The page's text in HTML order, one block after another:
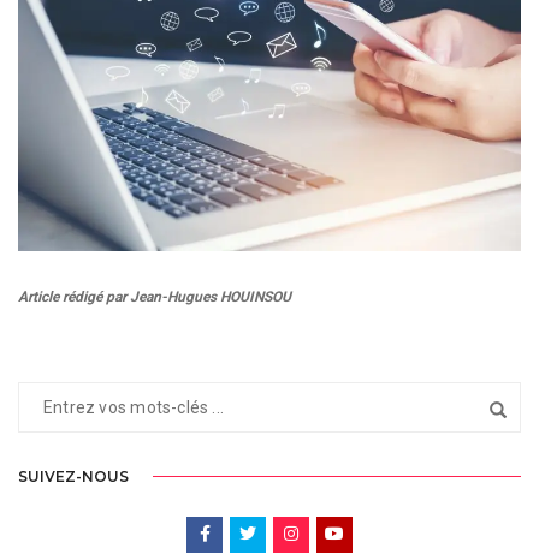
Article rédigé par Jean-Hugues HOUINSOU
SUIVEZ-NOUS